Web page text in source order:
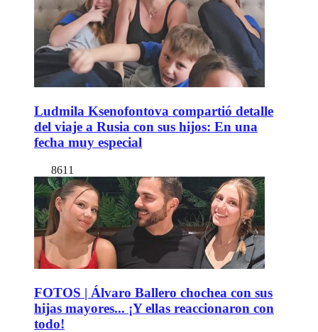
Ludmila Ksenofontova compartió detalle
del viaje a Rusia con sus hijos: En una
fecha muy especial
8611
FOTOS | Álvaro Ballero chochea con sus
hijas mayores... ¡Y ellas reaccionaron con
todo!